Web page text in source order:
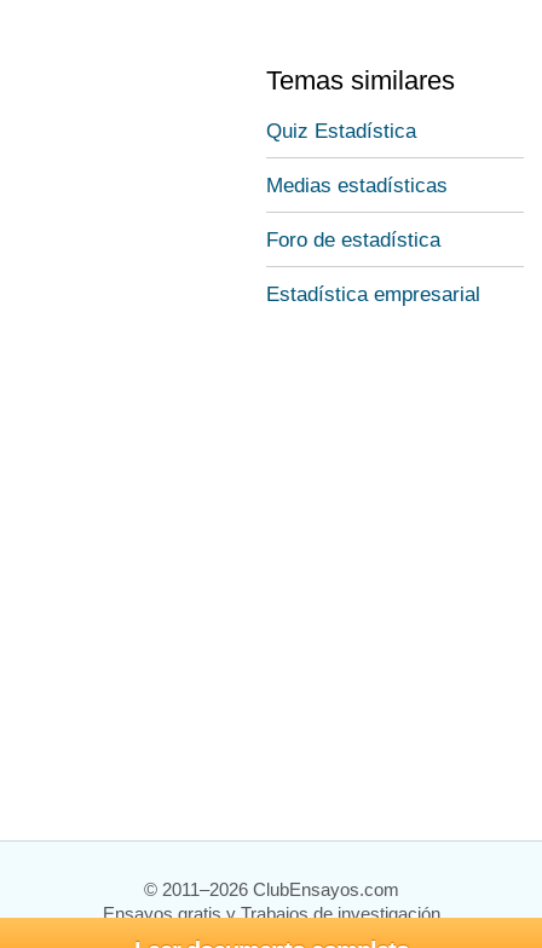
Temas similares
Quiz Estadística
Medias estadísticas
Foro de estadística
Estadística empresarial
© 2011–2026 ClubEnsayos.com
Ensayos gratis y Trabajos de investigación